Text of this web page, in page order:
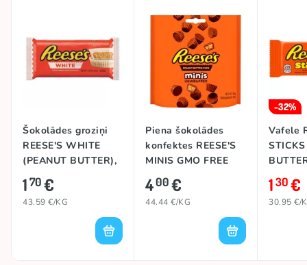
Izcelsmes valsts ASV
Šokolādes groziņi
REESE'S WHITE
(PEANUT BUTTER),
39,5g
170€
43.59 €/KG
Piena šokolādes
konfektes REESE'S
MINIS GMO FREE
(PEANUT BUTTER),
90g
400€
44.44 €/KG
-32%
Vafele
130€
30.95 €/